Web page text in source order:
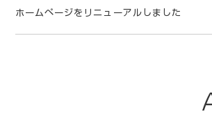
ホームページをリニューアルしました